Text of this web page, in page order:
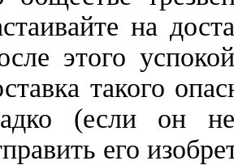
на
этого
такого
(если он
его